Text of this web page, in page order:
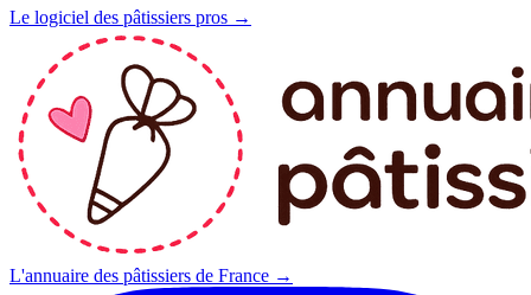
Le logiciel des pâtissiers pros →
L'annuaire des pâtissiers de France →